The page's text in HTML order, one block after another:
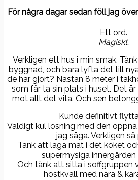
För några dagar sedan föll jag
Ett ord.
Magiskt.
Verkligen ett hus i min smak.
byggnad, och bara lyfta det till
de har gjort? Nästan 8 meter i
som får ta sin plats i huset. Det
mot allt det vita. Och sen
Kunde definitivt
Väldigt kul lösning med den
jag säga. Verkligen
Tänk att laga mat i det köket
supermysiga
Och tänk att sitta i soffgruppen
höstkväll med nära &